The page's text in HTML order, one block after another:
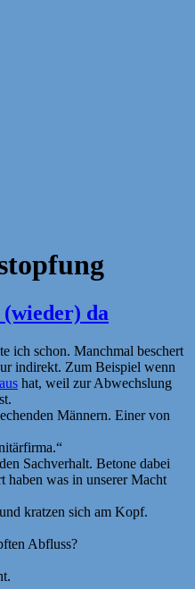
da
ich schon. Manchmal beschert
indirekt. Zum Beispiel wenn
hat, weil zur Abwechslung
Männern. Einer von
Sachverhalt. Betone dabei
haben was in unserer Macht
kratzen sich am Kopf.
Abfluss?